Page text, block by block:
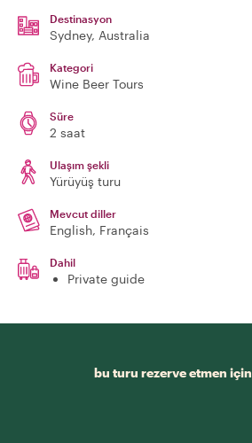
Destinasyon
Sydney, Australia
Kategori
Wine Beer Tours
Süre
2 saat
Ulaşım şekli
Yürüyüş turu
Mevcut diller
English, Français
Dahil
Private guide
bu turu rezerve etmen